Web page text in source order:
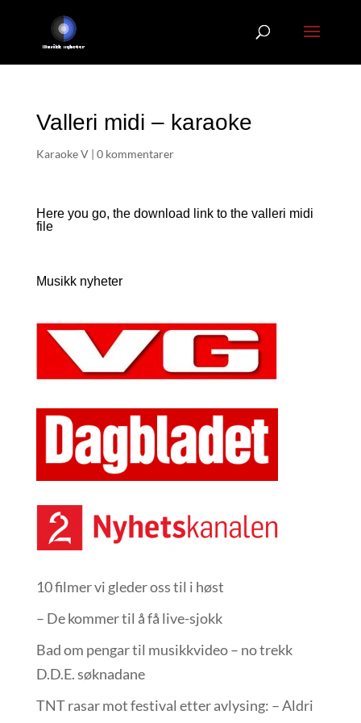
Valleri midi – karaoke
Karaoke V| 0 kommentarer
Here you go, the download link to the valleri midi
file
Musikk nyheter
10 filmer vi gleder oss til i høst
– De kommer til å få live-sjokk
Bad om pengar til musikkvideo – no trekk
D.D.E. søknadane
TNT rasar mot festival etter avlysing: – Aldri